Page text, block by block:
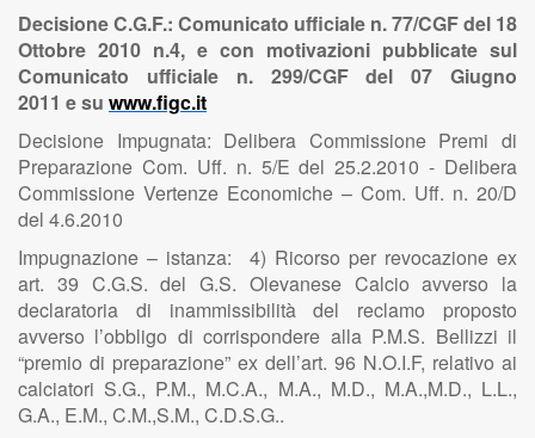
Decisione C.G.F.: Comunicato ufficiale n. 77/CGF del 18
Ottobre 2010 n.4, e con motivazioni pubblicate sul
Comunicato ufficiale n. 299/CGF del 07 Giugno
2011 e su www.figc.it
Decisione Impugnata: Delibera Commissione Premi di
Preparazione Com. Uff. n. 5/E del 25.2.2010 - Delibera
Commissione Vertenze Economiche – Com. Uff. n. 20/D
del 4.6.2010
Impugnazione – istanza: 4) Ricorso per revocazione ex
art. 39 C.G.S. del G.S. Olevanese Calcio avverso la
declaratoria di inammissibilità del reclamo proposto
avverso l’obbligo di corrispondere alla P.M.S. Bellizzi il
“premio di preparazione” ex dell’art. 96 N.O.I.F, relativo ai
calciatori S.G., P.M., M.C.A., M.A., M.D., M.A.,M.D., L.L.,
G.A., E.M., C.M.,S.M., C.D.S.G..